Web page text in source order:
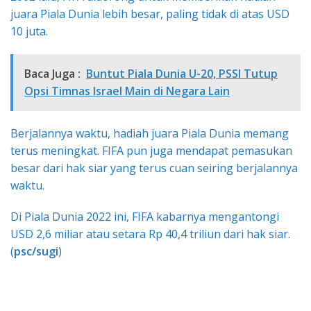
juara Piala Dunia lebih besar, paling tidak di atas USD
10 juta.
Baca Juga : Buntut Piala Dunia U-20, PSSI Tutup
Opsi Timnas Israel Main di Negara Lain
Berjalannya waktu, hadiah juara Piala Dunia memang
terus meningkat. FIFA pun juga mendapat pemasukan
besar dari hak siar yang terus cuan seiring berjalannya
waktu.
Di Piala Dunia 2022 ini, FIFA kabarnya mengantongi
USD 2,6 miliar atau setara Rp 40,4 triliun dari hak siar.
(psc/sugi)